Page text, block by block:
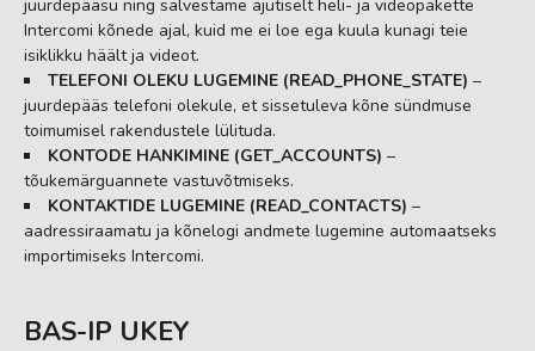
juurdepääsu ning salvestame ajutiselt heli- ja videopakette
Intercomi kõnede ajal, kuid me ei loe ega kuula kunagi teie
isiklikku häält ja videot.
TELEFONI OLEKU LUGEMINE (READ_PHONE_STATE) –
juurdepääs telefoni olekule, et sissetuleva kõne sündmuse
toimumisel rakendustele lülituda.
KONTODE HANKIMINE (GET_ACCOUNTS) –
tõukemärguannete vastuvõtmiseks.
KONTAKTIDE LUGEMINE (READ_CONTACTS) –
aadressiraamatu ja kõnelogi andmete lugemine automaatseks
importimiseks Intercomi.
BAS-IP UKEY